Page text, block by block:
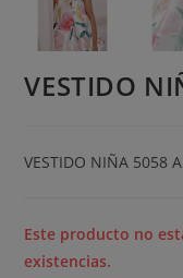
VESTIDO
VESTIDO NIÑA 5058
Este producto no
existencias.